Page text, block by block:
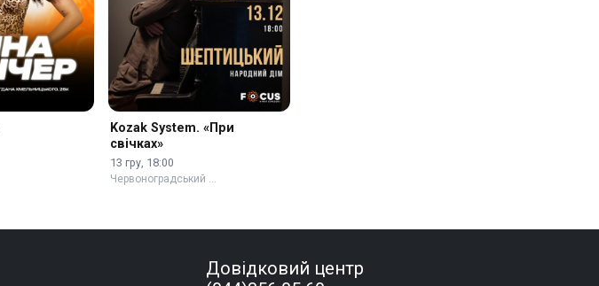
Kozak System. «При
свічках»
13 гру, 18:00
Червоноградський …
Довідковий центр